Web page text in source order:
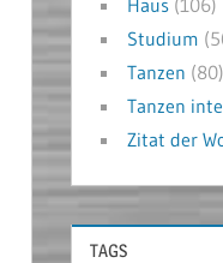
Studium
Tanzen (80)
Tanzen
Zitat der
TAGS